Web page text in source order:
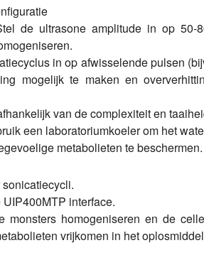
de ultrasone amplitude in op 50-
in op afwisselende pulsen
mogelijk te maken en
van de complexiteit en
een laboratoriumkoeler om het
metabolieten te beschermen.
interface.
monsters homogeniseren en de
vrijkomen in het